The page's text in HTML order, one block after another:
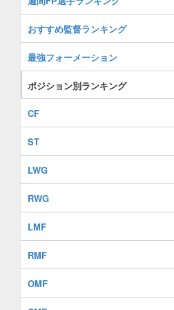
おすすめ監督ランキング
最強フォーメーション
ポジション別ランキング
CF
ST
LWG
RWG
LMF
RMF
OMF